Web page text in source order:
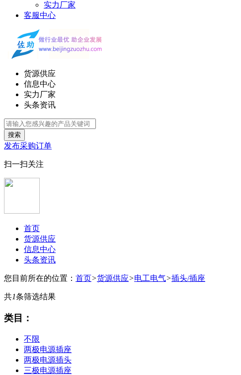
实力厂家
客服中心
货源供应
信息中心
实力厂家
头条资讯
搜索
发布采购订单
扫一扫关注
首页
货源供应
信息中心
头条资讯
您目前所在的位置： 首页>货源供应>电工电气>插头/插座
共1条筛选结果
类目：
不限
两极电源插座
两极电源插头
三极电源插座